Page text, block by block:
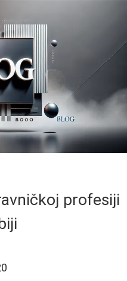
profesiji